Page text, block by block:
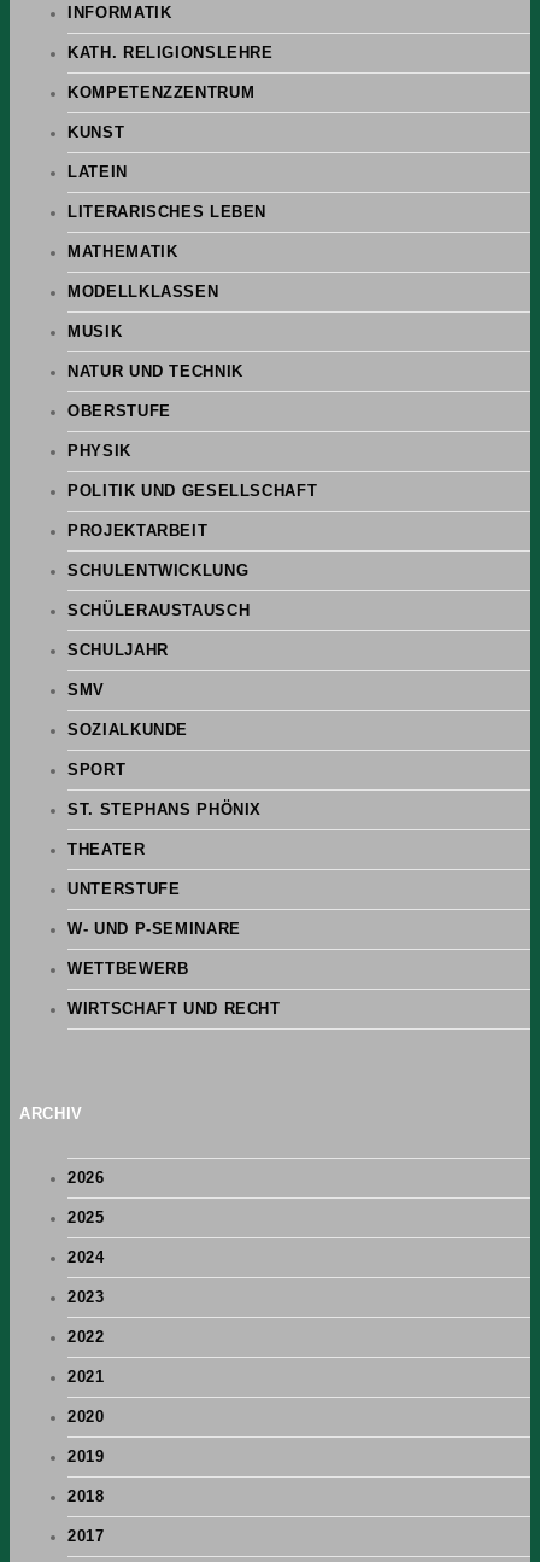
INFORMATIK
KATH. RELIGIONSLEHRE
KOMPETENZZENTRUM
KUNST
LATEIN
LITERARISCHES LEBEN
MATHEMATIK
MODELLKLASSEN
MUSIK
NATUR UND TECHNIK
OBERSTUFE
PHYSIK
POLITIK UND GESELLSCHAFT
PROJEKTARBEIT
SCHULENTWICKLUNG
SCHÜLERAUSTAUSCH
SCHULJAHR
SMV
SOZIALKUNDE
SPORT
ST. STEPHANS PHÖNIX
THEATER
UNTERSTUFE
W- UND P-SEMINARE
WETTBEWERB
WIRTSCHAFT UND RECHT
ARCHIV
2026
2025
2024
2023
2022
2021
2020
2019
2018
2017